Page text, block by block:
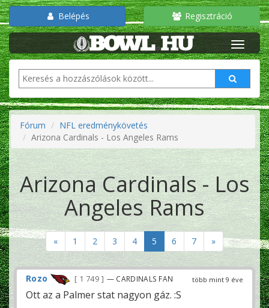
Belépés Regisztráció
Fórum
NFL eredménykövetés
Arizona Cardinals - Los Angeles Rams
Arizona Cardinals - Los
Angeles Rams
« 1 2 3 4 5 6 7 »
több mint 9 éve
Rozo 1 749 — CARDINALS FAN
Ott az a Palmer stat nagyon gáz. :S